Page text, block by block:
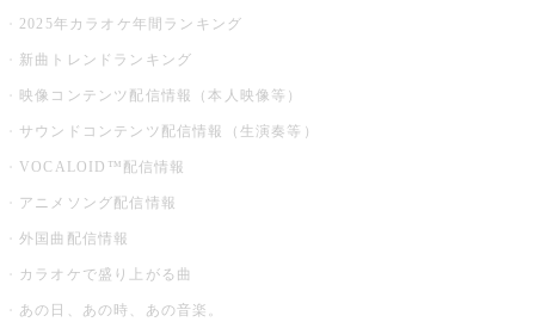
2025年カラオケ年間ランキング
新曲トレンドランキング
映像コンテンツ配信情報（本人映像等）
サウンドコンテンツ配信情報（生演奏等）
VOCALOID™配信情報
アニメソング配信情報
外国曲配信情報
カラオケで盛り上がる曲
あの日、あの時、あの音楽。